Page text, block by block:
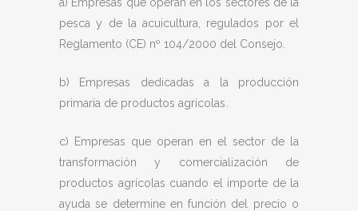
pesca y de la acuicultura, regulados por el
Reglamento (CE) nº 104/2000 del Consejo.
b) Empresas dedicadas a la producción
primaria de productos agrícolas.
c) Empresas que operan en el sector de la
transformación y comercialización de
productos agrícolas cuando el importe de la
ayuda se determine en función del precio o